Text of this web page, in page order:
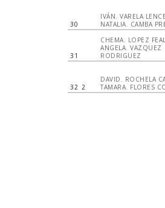
30
IVÁN. VARELA LENCE
NATALIA. CAMBA
31
CHEMA. LOPEZ FEAL
ANGELA. VAZQUEZ
RODRIGUEZ
32 2
DAVID. ROCHELA
TAMARA. FLORES